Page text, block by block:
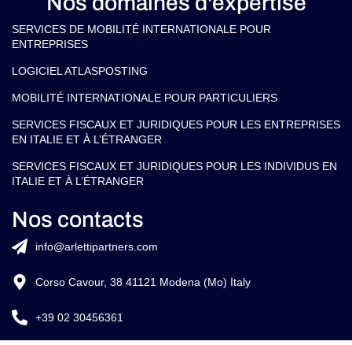
SERVICES DE MOBILITÉ INTERNATIONALE POUR
ENTREPRISES
LOGICIEL ATLASPOSTING
MOBILITÉ INTERNATIONALE POUR PARTICULIERS
SERVICES FISCAUX ET JURIDIQUES POUR LES ENTREPRISES
EN ITALIE ET À L’ÉTRANGER
SERVICES FISCAUX ET JURIDIQUES POUR LES INDIVIDUS EN
ITALIE ET À L’ÉTRANGER
Nos contacts
info@arlettipartners.com
Corso Cavour, 38 41121 Modena (Mo) Italy
+39 02 30456361